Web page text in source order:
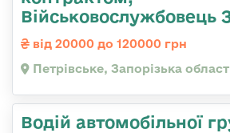
Військовослужбовець
від 20000 до 120000 грн
Петрівське, Запорізька
Водій автомобільної